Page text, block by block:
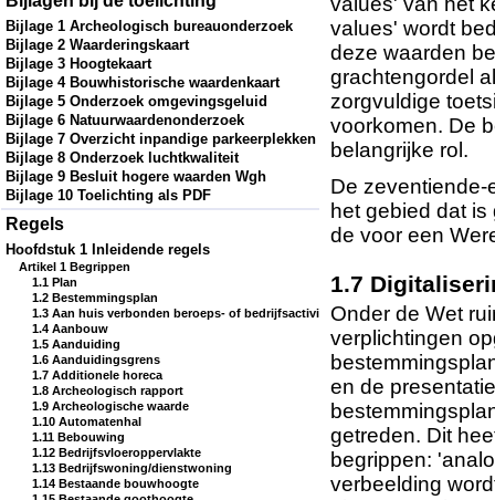
Bijlage 1 Archeologisch bureauonderzoek
Bijlage 2 Waarderingskaart
Bijlage 3 Hoogtekaart
Bijlage 4 Bouwhistorische waardenkaart
Bijlage 5 Onderzoek omgevingsgeluid
Bijlage 6 Natuurwaardenonderzoek
Bijlage 7 Overzicht inpandige parkeerplekken
Bijlage 8 Onderzoek luchtkwaliteit
Bijlage 9 Besluit hogere waarden Wgh
Bijlage 10 Toelichting als PDF
Regels
Hoofdstuk 1 Inleidende regels
Artikel 1 Begrippen
1.1 Plan
1.2 Bestemmingsplan
1.3 Aan huis verbonden beroeps- of bedrijfsactiviteit
1.4 Aanbouw
1.5 Aanduiding
1.6 Aanduidingsgrens
1.7 Additionele horeca
1.8 Archeologisch rapport
1.9 Archeologische waarde
1.10 Automatenhal
1.11 Bebouwing
1.12 Bedrijfsvloeroppervlakte
1.13 Bedrijfswoning/dienstwoning
1.14 Bestaande bouwhoogte
values' wordt
deze waarden
grachtengordel
zorgvuldige
voorkomen. De
belangrijke rol.
De zeventiende-
het gebied dat
de voor een
1.7
Onder de Wet
verplichtingen
en de
getreden. Dit
begrippen:
verbeelding